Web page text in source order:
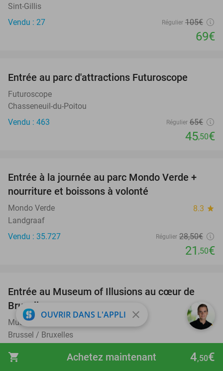
shopping_cart 4,50€
Achetez maintenant
Sint-Gillis
Vendu : 27
Régulier 105€
69€
Entrée au parc d'attractions Futuroscope
Futuroscope
Chasseneuil-du-Poitou
Vendu : 463
Régulier 65€
45,50€
25%
Entrée à la journée au parc Mondo Verde +
nourriture et boissons à volonté
Mondo Verde 8.3 star
Landgraaf
Vendu : 35.727
Régulier 28,50€
21 ,50€
29%
Entrée au Museum of Illusions au cœur de
Bruxelles
Museum of Illusions Brussel 9.3star
Brussel / Bruxelles
Vendu : 2.193
,50
12 €
OUVRIR DANS L'APPLI close